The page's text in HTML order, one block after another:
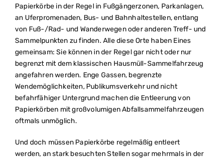
Papierkörbe in der Regel in Fußgängerzonen, Parkanlagen,
an Uferpromenaden, Bus- und Bahnhaltestellen, entlang
von Fuß-/Rad- und Wanderwegen oder anderen Treff- und
Sammelpunkten zu finden. Alle diese Orte haben Eines
gemeinsam: Sie können in der Regel gar nicht oder nur
begrenzt mit dem klassischen Hausmüll-Sammelfahrzeug
angefahren werden. Enge Gassen, begrenzte
Wendemöglichkeiten, Publikumsverkehr und nicht
befahrfähiger Untergrund machen die Entleerung von
Papierkörben mit großvolumigen Abfallsammelfahrzeugen
oftmals unmöglich.
Und doch müssen Papierkörbe regelmäßig entleert
werden, an stark besuchten Stellen sogar mehrmals in der